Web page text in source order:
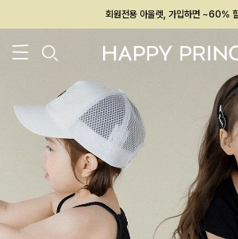
회원전용 아울렛, 가입하면 ~60%
멤버십 최대 28,000원 혜택
26SS 신상 BEST BABY[6~12M] 아